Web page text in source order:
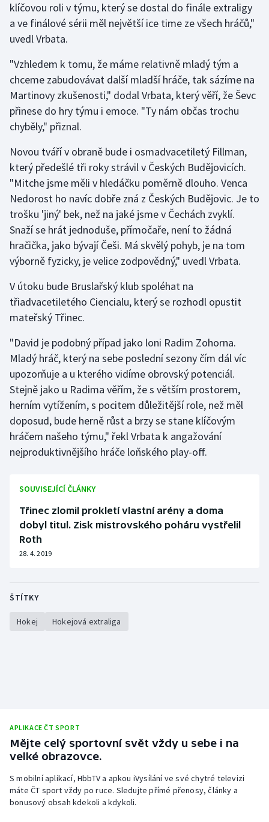
Parasport
Plavání
Plážový volejbal
Ragby
Rychlobruslení
Rychlostní kanoistika
Short track
Sportovní střelba
Stolní tenis
Veslování
Volejbal
Ostatní
klíčovou roli v týmu, který se dostal do finále extraligy
a ve finálové sérii měl největší ice time ze všech hráčů,"
uvedl Vrbata.
"Vzhledem k tomu, že máme relativně mladý tým a
chceme zabudovávat další mladší hráče, tak sázíme na
Martinovy zkušenosti," dodal Vrbata, který věří, že Ševc
přinese do hry týmu i emoce. "Ty nám občas trochu
chyběly," přiznal.
Novou tváří v obraně bude i osmadvacetiletý Fillman,
který předešlé tři roky strávil v Českých Budějovicích.
"Mitche jsme měli v hledáčku poměrně dlouho. Venca
Nedorost ho navíc dobře zná z Českých Budějovic. Je to
trošku 'jiný' bek, než na jaké jsme v Čechách zvyklí.
Snaží se hrát jednoduše, přímočaře, není to žádná
hračička, jako bývají Češi. Má skvělý pohyb, je na tom
výborně fyzicky, je velice zodpovědný," uvedl Vrbata.
V útoku bude Bruslařský klub spoléhat na
třiadvacetiletého Ciencialu, který se rozhodl opustit
mateřský Třinec.
"David je podobný případ jako loni Radim Zohorna.
Mladý hráč, který na sebe poslední sezony čím dál víc
upozorňuje a u kterého vidíme obrovský potenciál.
Stejně jako u Radima věřím, že s větším prostorem,
herním vytížením, s pocitem důležitější role, než měl
doposud, bude herně růst a brzy se stane klíčovým
hráčem našeho týmu," řekl Vrbata k angažování
nejproduktivnějšího hráče loňského play-off.
SOUVISEJÍCÍ ČLÁNKY
Třinec zlomil prokletí vlastní arény a doma
dobyl titul. Zisk mistrovského poháru vystřelil
Roth
28. 4. 2019
ŠTÍTKY
Hokej Hokejová extraliga
APLIKACE ČT SPORT
Mějte celý sportovní svět vždy u sebe i na
velké obrazovce.
S mobilní aplikací, HbbTV a apkou iVysílání ve své chytré televizi
máte ČT sport vždy po ruce. Sledujte přímé přenosy, články a
bonusový obsah kdekoli a kdykoli.